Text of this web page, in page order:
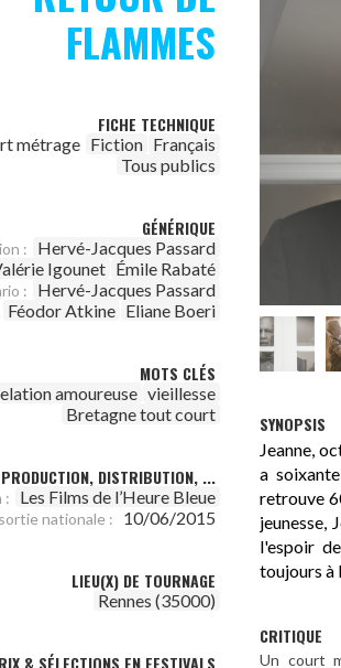
FLAMMES
FICHE TECHNIQUE
métrage Fiction Français
Tous publics
GÉNÉRIQUE
:
Hervé-Jacques Passard
Igounet Émile Rabaté
: Hervé-Jacques Passard
Féodor Atkine Eliane Boeri
MOTS CLÉS
amoureuse vieillesse
Bretagne tout court
PRODUCTION, DISTRIBUTION, ...
: Les Films de l’Heure Bleue
nationale : 10/06/2015
LIEU(X) DE TOURNAGE
Rennes (35000)
& SÉLECTIONS EN FESTIVALS
SYNOPSIS
Jeanne,
a
retrouve
jeunesse,
l'espoir
toujours à
CRITIQUE
Un court